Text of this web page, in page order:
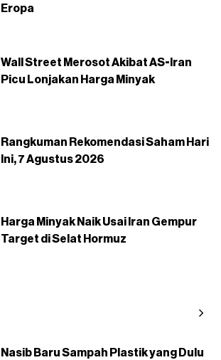
Eropa
Wall Street Merosot Akibat AS-Iran
Picu Lonjakan Harga Minyak
Rangkuman Rekomendasi Saham Hari
Ini, 7 Agustus 2026
Harga Minyak Naik Usai Iran Gempur
Target di Selat Hormuz
Nasib Baru Sampah Plastik yang Dulu